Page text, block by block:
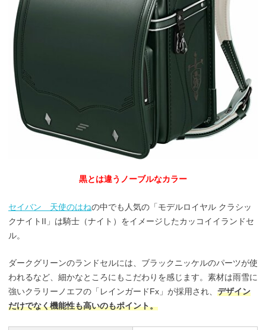
黒とは違うノーブルなカラー
セイバン 天使のはねの中でも人気の「モデルロイヤル クラシッ
クナイトII」は騎士（ナイト）をイメージしたカッコイイランドセ
ル。
ダークグリーンのランドセルには、ブラックニッケルのパーツが使
われるなど、細かなところにもこだわりを感じます。素材は雨雪に
強いクラリーノエフの「レインガードFx」が採用され、 デザイン
だけでなく機能性も高いのもポイント。